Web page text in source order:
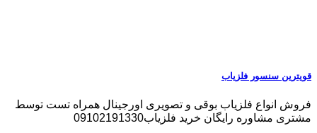
قویترین سنسور فلزیاب
فروش انواع فلزیاب بوقی و تصویری اورجینال همراه تست توسط
مشتری مشاوره رایگان خرید فلزیاب09102191330